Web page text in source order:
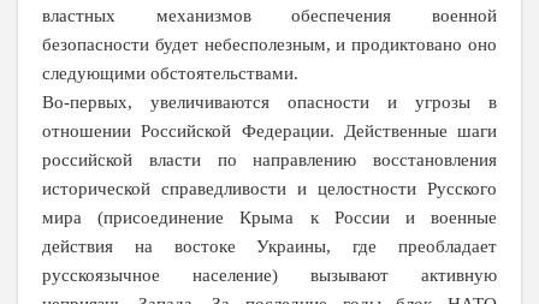
властных механизмов обеспечения военной
безопасности будет небесполезным, и продиктовано оно
следующими обстоятельствами.
Во-первых, увеличиваются опасности и угрозы в
отношении Российской Федерации. Действенные шаги
российской власти по направлению восстановления
исторической справедливости и целостности Русского
мира (присоединение Крыма к России и военные
действия на востоке Украины, где преобладает
русскоязычное население) вызывают активную